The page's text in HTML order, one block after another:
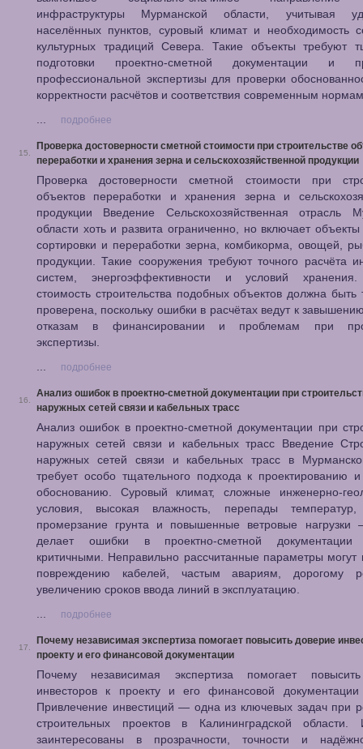
инфраструктуры Мурманской области, учитывая
населённых пунктов, суровый климат и необходимость
культурных традиций Севера. Такие объекты требуют
подготовки проектно-сметной документации и
профессиональной экспертизы для проверки
корректности расчётов и соответствия современным
...
подробнее
15.
Проверка достоверности сметной стоимости при строительстве
переработки и хранения зерна и сельскохозяйственной продукции
Проверка достоверности сметной стоимости при
объектов переработки и хранения зерна и
продукции Введение Сельскохозяйственная отрасль
области хоть и развита ограниченно, но включает
сортировки и переработки зерна, комбикорма, овощей,
продукции. Такие сооружения требуют точного расчёта
систем, энергоэффективности и условий
стоимость строительства подобных объектов должна быть
проверена, поскольку ошибки в расчётах ведут к
отказам в финансировании и проблемам при
экспертизы.
...
подробнее
16.
Анализ ошибок в проектно-сметной документации при
наружных сетей связи и кабельных трасс
Анализ ошибок в проектно-сметной документации при
наружных сетей связи и кабельных трасс Введение
наружных сетей связи и кабельных трасс в
требует особо тщательного подхода к проектированию
обоснованию. Суровый климат, сложные инженерно-
условия, высокая влажность, перепады температур,
промерзание грунта и повышенные ветровые
делает ошибки в проектно-сметной документации
критичными. Неправильно рассчитанные параметры могут
повреждению кабелей, частым авариям, дорогому
увеличению сроков ввода линий в эксплуатацию.
...
подробнее
17.
Почему независимая экспертиза помогает повысить доверие
проекту и его финансовой документации
Почему независимая экспертиза помогает
инвесторов к проекту и его финансовой
Привлечение инвестиций — одна из ключевых задач при
строительных проектов в Калининградской области.
заинтересованы в прозрачности, точности и